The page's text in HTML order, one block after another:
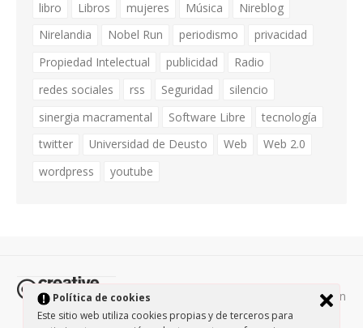
Política de cookies
Este sitio web utiliza cookies propias y de terceros para
libro
Libros mujeres Música
Nireblog
Nirelandia
Nobel Run periodismo
privacidad
Propiedad Intelectual
publicidad
Radio
redes sociales
rss Seguridad
silencio
sinergia macramental
Software Libre
tecnología
twitter
Universidad de Deusto Web
Web 2.0
wordpress
youtube
Todos los contenidos de esta página están
protegidos por la licencia Creative Commons Attribution-